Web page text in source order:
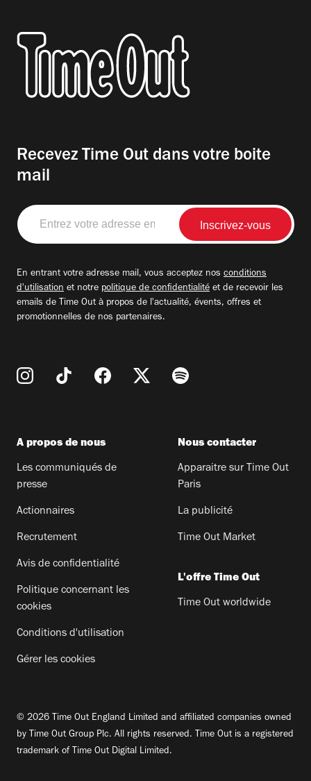
Recevez Time Out dans votre boite
mail
Entrez
votre
adresse
En entrant votre adresse mail, vous acceptez nos conditions
d'utilisation et notre politique de confidentialité et de recevoir les
emails de Time Out à propos de l'actualité, évents, offres et
promotionnelles de nos partenaires.
A propos de nous
Les communiqués de
presse
Actionnaires
Recrutement
Avis de confidentialité
Politique concernant les
cookies
Conditions d'utilisation
Gérer les cookies
Nous contacter
Apparaitre sur Time Out
Paris
La publicité
Time Out Market
L'offre Time Out
Time Out worldwide
© 2026 Time Out England Limited and affiliated companies owned
by Time Out Group Plc. All rights reserved. Time Out is a registered
trademark of Time Out Digital Limited.